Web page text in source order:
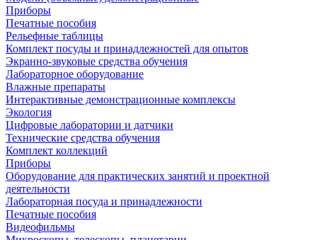
Приборы
Печатные пособия
Рельефные таблицы
Комплект посуды и принадлежностей для опытов
Экранно-звуковые средства обучения
Лабораторное оборудование
Влажные препараты
Интерактивные демонстрационные комплексы
Экология
Цифровые лаборатории и датчики
Технические средства обучения
Комплект коллекций
Приборы
Оборудование для практических занятий и проектной
деятельности
Лабораторная посуда и принадлежности
Печатные пособия
Видеофильмы